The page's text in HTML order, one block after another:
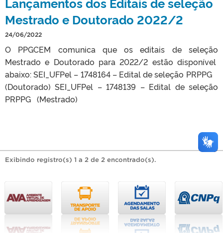
Mestrado e Doutorado 2022/2
24/06/2022
O PPGCEM comunica que os editais de seleção
Mestrado e Doutorado para 2022/2 estão disponível
abaixo: SEI_UFPel – 1748164 – Edital de seleção PRPPG
(Doutorado) SEI_UFPel – 1748139 – Edital de seleção
PRPPG (Mestrado)
Exibindo registro(s) 1 a 2 de 2 encontrado(s).